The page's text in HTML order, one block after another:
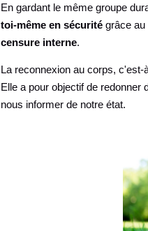
En gardant le même groupe
toi-même en sécuritégrâce au
censure interne.
La reconnexion au corps,
Elle a pour objectif de
nous informer de notre état.